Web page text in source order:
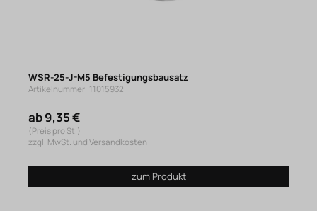
WSR-25-J-M5 Befestigungsbausatz
Artikelnummer: 11015932
ab 9,35 €
(Preis pro St.)
zzgl. MwSt. und Versandkosten
zum Produkt